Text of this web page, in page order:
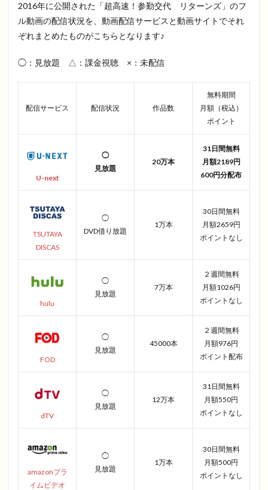
2016年に公開された「超高速！参勤交代 リターンズ」のフ
ル動画の配信状況を、動画配信サービスと動画サイトでそれ
ぞれまとめたものがこちらとなります♪
◯：見放題 △：課金視聴 ×：未配信
配信サービス 配信状況 作品数
無料期間
月額（税込）
ポイント
U-next
◯
見放題
20万本
31日間無料
月額2189円
600円分配布
TSUTAYA
DISCAS
◯
DVD借り放題
1万本
30日間無料
月額2659円
ポイントなし
hulu
◯
見放題
7万本
２週間無料
月額1026円
ポイントなし
FOD
◯
見放題
45000本
２週間無料
月額976円
ポイント配布
dTV
◯
見放題
12万本
31日間無料
月額550円
ポイントなし
amazonプラ
イムビデオ
◯
見放題
1万本
30日間無料
月額500円
ポイントなし